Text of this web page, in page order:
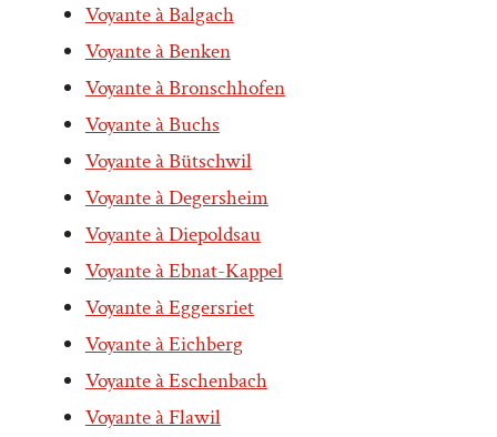
Voyante à Balgach
Voyante à Benken
Voyante à Bronschhofen
Voyante à Buchs
Voyante à Bütschwil
Voyante à Degersheim
Voyante à Diepoldsau
Voyante à Ebnat-Kappel
Voyante à Eggersriet
Voyante à Eichberg
Voyante à Eschenbach
Voyante à Flawil